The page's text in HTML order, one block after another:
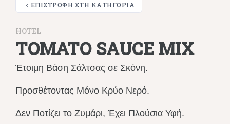
< ΕΠΙΣΤΡΟΦΉ ΣΤΗ ΚΑΤΗΓΟΡΊΑ
HOTEL
TOMATO SAUCE MIX
Έτοιμη Βάση Σάλτσας σε Σκόνη.
Προσθέτοντας Μόνο Κρύο Νερό.
Δεν Ποτίζει το Ζυμάρι, Έχει Πλούσια Υφή.